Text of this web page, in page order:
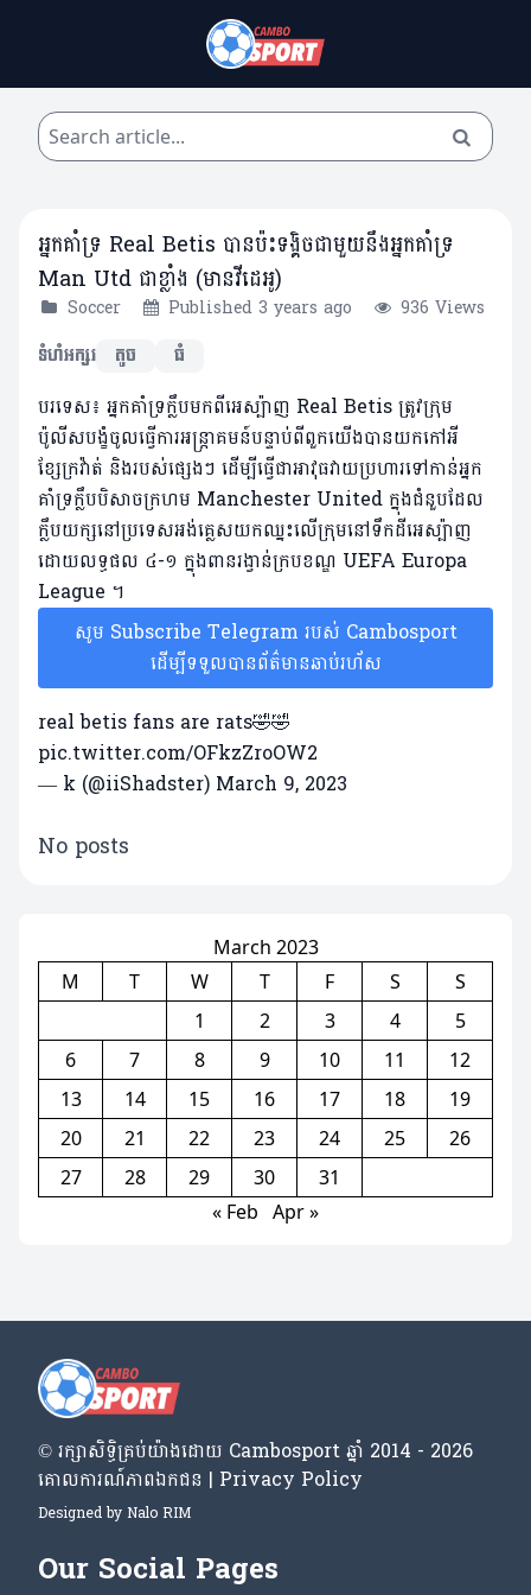
អ្នកគាំទ្រ Real Betis បានប៉ះទង្គិចជាមួយនឹងអ្នកគាំទ្រ
Man Utd ជាខ្លាំង (មានវីដេអូ)
Soccer Published 3 years ago
936 Views
ទំហំអក្សរ
តូច ធំ
បរទេស៖ អ្នកគាំទ្រក្លឹបមកពីអេស្ប៉ាញ Real Betis ត្រូវក្រុម
ប៉ូលីសបង្ខំចូលធ្វើការអន្ត្រាគមន៍បន្ទាប់ពីពួកយើងបានយកកៅអី
ខ្សែក្រវ៉ាត់ និងរបស់ផ្សេងៗ ដើម្បីធ្វើជាអាវុធវាយប្រហារទៅកាន់អ្នក
គាំទ្រក្លឹបបិសាចក្រហម Manchester United ក្នុងជំនួបដែល
ក្លឹបយក្សនៅប្រទេសអង់គ្លេសយកឈ្នះលើក្រុមនៅទឹកដីអេស្ប៉ាញ
ដោយលទ្ធផល ៤-១ ក្នុងពានរង្វាន់ក្របខណ្ឌ UEFA Europa
League ។
សូម Subscribe Telegram របស់ Cambosport
ដើម្បីទទួលបានព័ត៌មានឆាប់រហ័ស
real betis fans are rats🤣🤣
pic.twitter.com/OFkzZroOW2
— k (@iiShadster) March 9, 2023
No posts
March 2023
M
T W T F S
S
1
2 3 4
5
6
7 8 9 10 11
12
13
14 15 16 17 18
19
20
21 22 23 24 25
26
27
28 29 30
31
« Feb Apr »
© រក្សា​សិទ្ធិ​គ្រប់​យ៉ាង​ដោយ​ Cambosport ឆ្នាំ 2014 - 2026
គោលការណ៍​ភាព​ឯកជន | Privacy Policy
Designed by Nalo RIM
Our Social Pages